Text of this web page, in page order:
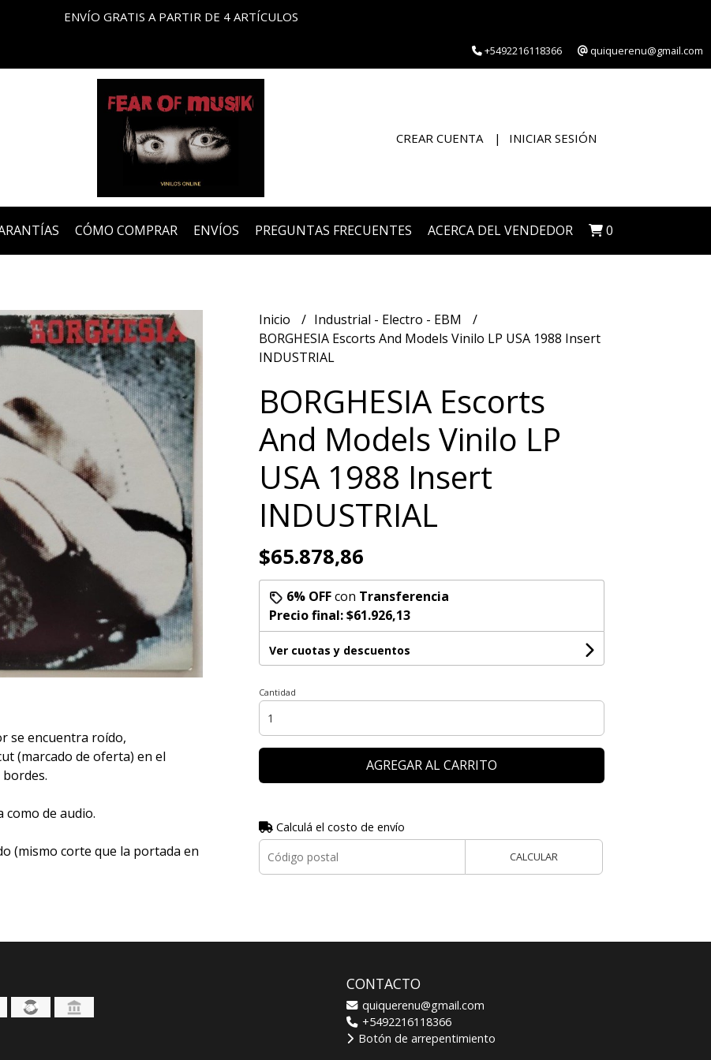
ENVÍO GRATIS A PARTIR DE 4 ARTÍCULOS
+5492216118366 quiquerenu@gmail.com
CREAR CUENTA INICIAR SESIÓN
CÓMO COMPRAR ENVÍOS PREGUNTAS FRECUENTES ACERCA DEL VENDEDOR 0
se encuentra roído,
(marcado de oferta) en el
como de audio.
(mismo corte que la portada en
Inicio
Industrial - Electro - EBM
BORGHESIA Escorts And Models Vinilo LP USA 1988 Insert
INDUSTRIAL
BORGHESIA Escorts
And Models Vinilo LP
USA 1988 Insert
INDUSTRIAL
$65.878,86
6% OFFcon Transferencia
Precio final:$61.926,13
Ver cuotas y descuentos
Cantidad
AGREGAR AL CARRITO
Calculá el costo de envío
CALCULAR
CONTACTO
quiquerenu@gmail.com
+5492216118366
Botón de arrepentimiento